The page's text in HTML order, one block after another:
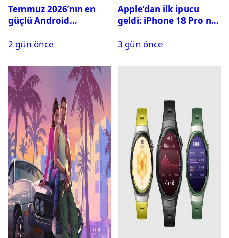
Temmuz 2026’nın en
güçlü Android
2 gün önce
Apple’dan ilk ipucu
geldi: iPhone 18 Pro ne
3 gün önce